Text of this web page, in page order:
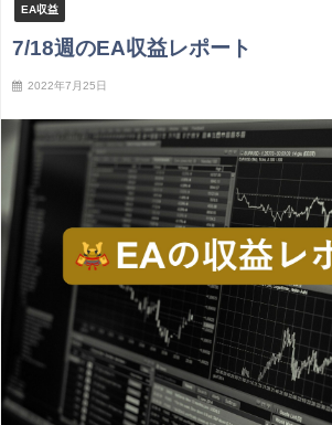
EA収益
7/18週のEA収益レポート
2022年7月25日